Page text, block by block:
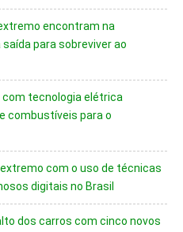
encontram na
para sobreviver ao
com tecnologia elétrica
combustíveis para o
com o uso de técnicas
digitais no Brasil
dos carros com cinco novos